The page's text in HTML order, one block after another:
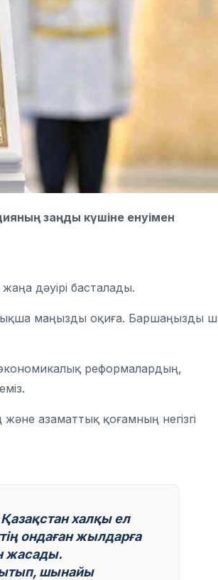
заңды күшіне енуімен
дәуірі басталады.
маңызды оқиға. Баршаңызды
экономикалық реформалардың,
азаматтық қоғамның негізгі
халқы ел
ондаған жылдарға
жасады.
шынайы